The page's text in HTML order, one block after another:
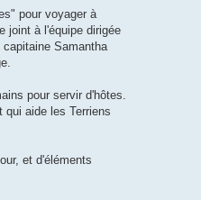
pour voyager à
joint à l'équipe dirigée
Samantha
pour servir d'hôtes.
qui aide les Terriens
et d'éléments